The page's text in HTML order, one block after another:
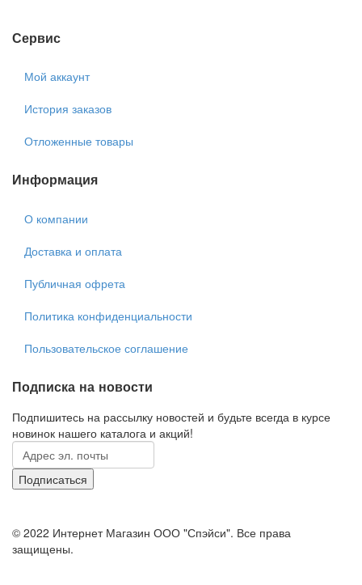
Сервис
Мой аккаунт
История заказов
Отложенные товары
Информация
О компании
Доставка и оплата
Публичная офрета
Политика конфиденциальности
Пользовательское соглашение
Подписка на новости
Подпишитесь на рассылку новостей и будьте всегда в курсе
новинок нашего каталога и акций!
© 2022 Интернет Магазин ООО "Спэйси". Все права
защищены.